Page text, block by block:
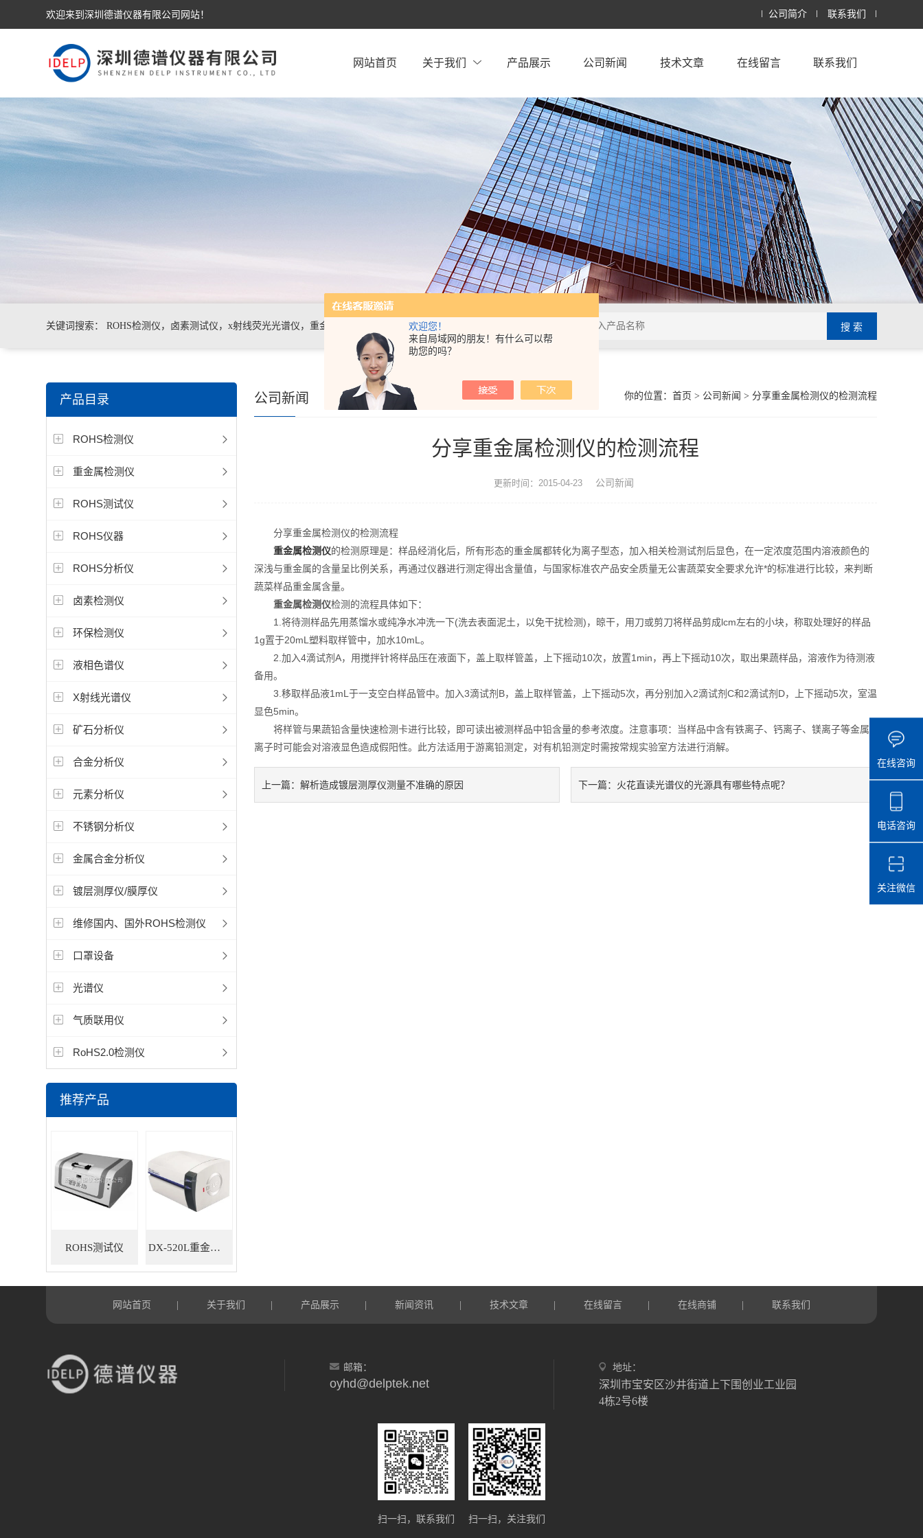
欢迎您！
来自局域网的朋友！有什么可以帮
助您的吗？
欢迎来到深圳德谱仪器有限公司网站！ 公司简介 联系我们
网站首页 关于我们 产品展示 公司新闻 技术文章 在线留言 联系我们
关键词搜索： ROHS检测仪，卤素测试仪，x射线荧光光谱仪，重金属检测仪，镀层膜厚分析仪，
手持合金分析仪，手持矿石分析仪，手持土壤分析仪，ROHS2.0分析仪，rohs十项检测仪，邻苯检
测仪，色谱仪，光谱仪
产品目录
ROHS检测仪
重金属检测仪
ROHS测试仪
ROHS仪器
ROHS分析仪
卤素检测仪
环保检测仪
液相色谱仪
X射线光谱仪
矿石分析仪
合金分析仪
元素分析仪
不锈钢分析仪
金属合金分析仪
镀层测厚仪/膜厚仪
维修国内、国外ROHS检测仪
口罩设备
光谱仪
气质联用仪
RoHS2.0检测仪
推荐产品
ROHS测试仪 DX-520L重金属ROHS检测仪
你的位置： 首页 > 公司新闻 > 分享重金属检测仪的检测流程
公司新闻
分享重金属检测仪的检测流程
更新时间：2015-04-23 公司新闻
分享重金属检测仪的检测流程
重金属检测仪的检测原理是：样品经消化后，所有形态的重金属都转化为离子型态，加入相关检测试剂后显色，在一定浓度范围内溶液颜色的
深浅与重金属的含量呈比例关系，再通过仪器进行测定得出含量值，与国家标准农产品安全质量无公害蔬菜安全要求允许*的标准进行比较，来判断
蔬菜样品重金属含量。
重金属检测仪检测的流程具体如下：
1.将待测样品先用蒸馏水或纯净水冲洗一下(洗去表面泥土，以免干扰检测)，晾干，用刀或剪刀将样品剪成lcm左右的小块，称取处理好的样品
1g置于20mL塑料取样管中，加水10mL。
2.加入4滴试剂A，用搅拌针将样品压在液面下，盖上取样管盖，上下摇动10次，放置1min，再上下摇动10次，取出果蔬样品，溶液作为待测液
备用。
3.移取样品液1mL于一支空白样品管中。加入3滴试剂B，盖上取样管盖，上下摇动5次，再分别加入2滴试剂C和2滴试剂D，上下摇动5次，室温
显色5min。
将样管与果蔬铅含量快速检测卡进行比较，即可读出被测样品中铅含量的参考浓度。注意事项：当样品中含有铁离子、钙离子、镁离子等金属
离子时可能会对溶液显色造成假阳性。此方法适用于游离铅测定，对有机铅测定时需按常规实验室方法进行消解。
上一篇： 解析造成镀层测厚仪测量不准确的原因 下一篇： 火花直读光谱仪的光源具有哪些特点呢？
网站首页 关于我们 产品展示 新闻资讯 技术文章 在线留言 在线商铺 联系我们
邮箱：
oyhd@delptek.net
地址：
深圳市宝安区沙井街道上下围创业工业园
4栋2号6楼
扫一扫，联系我们 扫一扫，关注我们
在线咨询
电话咨询
关注微信